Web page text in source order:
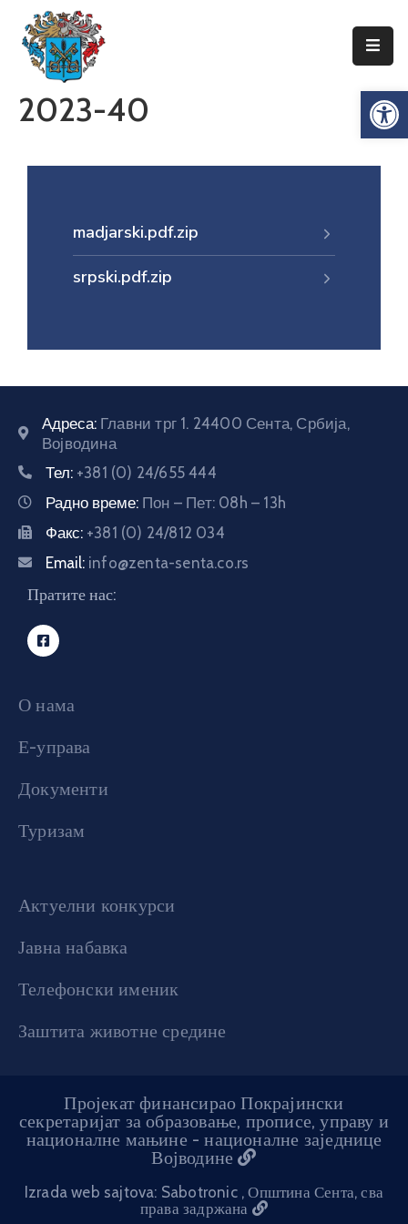
Упознајте
Сенту
Документи
E-
управа
Српски
2023-40
madjarski.pdf.zip
srpski.pdf.zip
Адреса: Главни трг 1. 24400 Сента, Србија,
Војводина
Тел: +381 (0) 24/655 444
Радно време: Пон – Пет: 08h – 13h
Факс: +381 (0) 24/812 034
Email: info@zenta-senta.co.rs
Пратите нас:
О нама
Е-управа
Документи
Туризам
Актуелни конкурси
Јавна набавка
Телефонски именик
Заштита животне средине
Пројекат финансирао Покрајински
секретаријат за образовање, прописе, управу и
националне мањине - националне заједнице
Војводине
Izrada web sajtova: Sabotronic , Општина Сента, сва
права задржана